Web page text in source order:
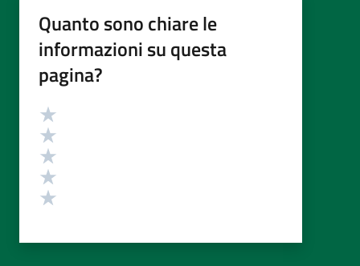
Quanto sono chiare le
informazioni su questa
pagina?
Valutazione